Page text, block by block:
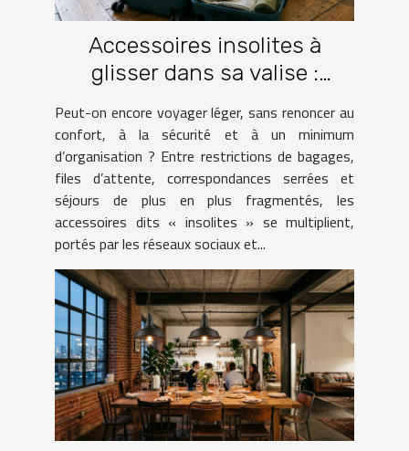
Accessoires insolites à
glisser dans sa valise :
lesquels facilitent vraiment
le voyage ?
Peut-on encore voyager léger, sans renoncer au
confort, à la sécurité et à un minimum
d’organisation ? Entre restrictions de bagages,
files d’attente, correspondances serrées et
séjours de plus en plus fragmentés, les
accessoires dits « insolites » se multiplient,
portés par les réseaux sociaux et...